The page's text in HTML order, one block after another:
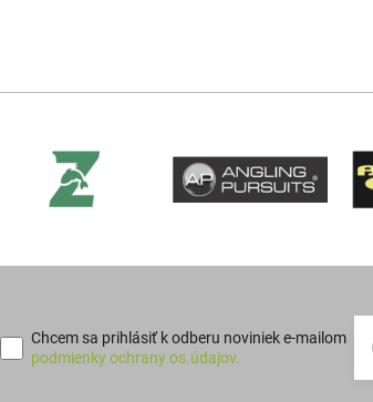
Chcem sa prihlásiť k odberu noviniek e-mailom
podmienky ochrany os.údajov.